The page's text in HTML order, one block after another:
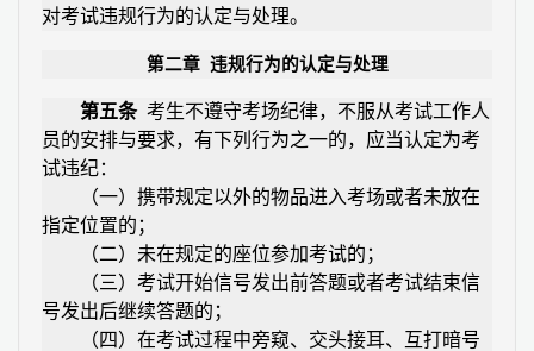
对考试违规行为的认定与处理。
第二章 违规行为的认定与处理
第五条 考生不遵守考场纪律，不服从考试工作人
员的安排与要求，有下列行为之一的，应当认定为考
试违纪：
（一）携带规定以外的物品进入考场或者未放在
指定位置的；
（二）未在规定的座位参加考试的；
（三）考试开始信号发出前答题或者考试结束信
号发出后继续答题的；
（四）在考试过程中旁窥、交头接耳、互打暗号